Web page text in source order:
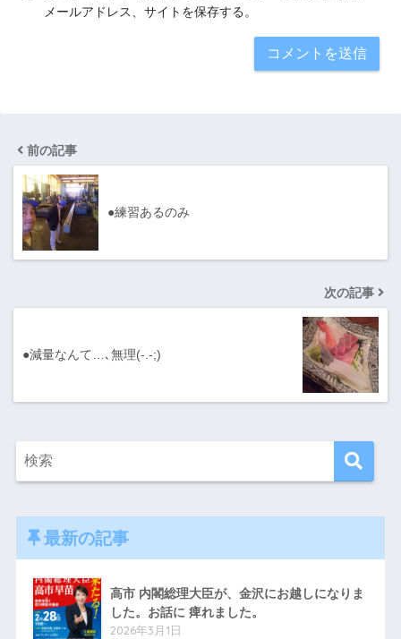
メールアドレス、サイトを保存する。
前の記事
●練習あるのみ
次の記事
●減量なんて…､無理(-.-;)
最新の記事
高市 内閣総理大臣が、金沢にお越しになりま
した。お話に 痺れました。
2026年3月1日